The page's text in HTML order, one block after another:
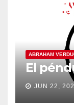
ABRAHAM
El
JUN 22,